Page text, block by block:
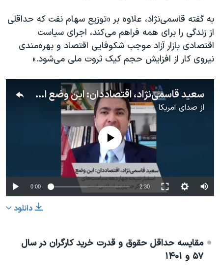
به گفته قاسمی‌نژاد، علاوه بر «توزیع سهام نفت که حداقلی
از زندگی را برای همه فراهم می‌کند، اجرای سیاست
اقتصادی بازار آزاد موجب شکوفایی اقتصاد و بهره‌مندی
نیروی کار از افزایش حجم کیک ثروت ملی می‌شود.»
سعید قاسمی‌نژاد، اقتصاددان: این وضع اسفبار نتیجه چهار دهه سیاست‌های ویرانگر جمهوری اسلامی است
از صدای آمریکا
No media source currently available
0:00 2:30
دانلود
مقایسه حداقل حقوق و قدرت خرید کارگران در سال
۵۷ و ۱۴۰۱